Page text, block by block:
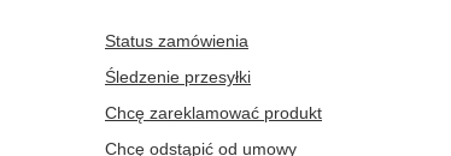
Status zamówienia
Śledzenie przesyłki
Chcę zareklamować produkt
Chcę odstąpić od umowy